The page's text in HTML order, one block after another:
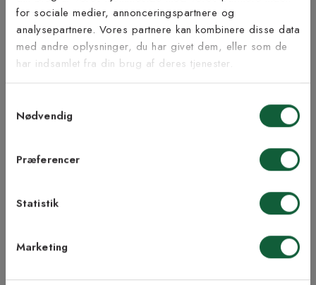
for sociale medier, annonceringspartnere og
analysepartnere. Vores partnere kan kombinere disse data
med andre oplysninger, du har givet dem, eller som de
har indsamlet fra din brug af deres tjenester.
Nødvendig
Præferencer
Statistik
Marketing
Inspiration fra @kilandsofficial
nyhedsbrev
Vær blandt de første til at modtage vores tilbud,
tips og nyheder.
Samtykke til Kilands vilkår
modtage nyhedsbreve fra Kilands